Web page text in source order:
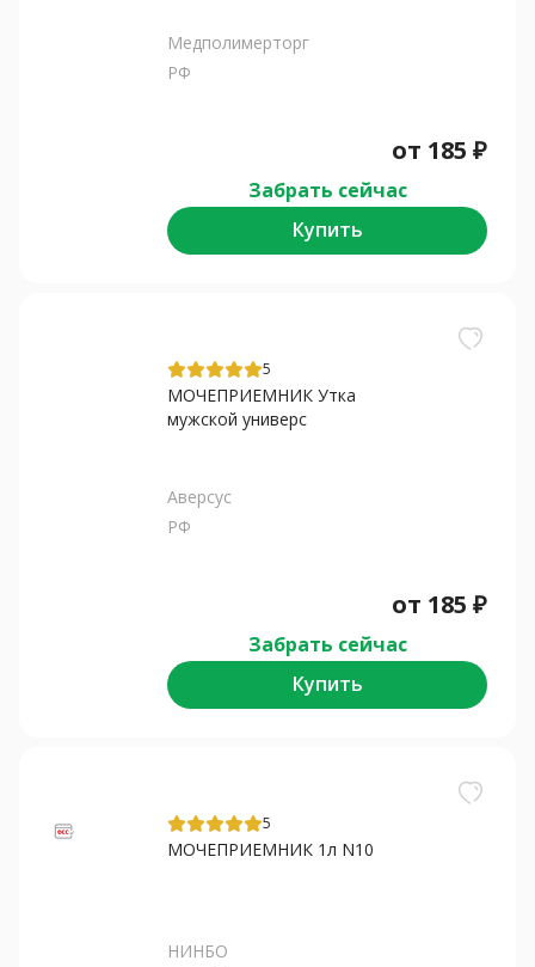
Медполимерторг
РФ
от 185 ₽
Забрать сейчас
Купить
5
МОЧЕПРИЕМНИК Утка
мужской универс
Аверсус
РФ
от 185 ₽
Забрать сейчас
Купить
5
МОЧЕПРИЕМНИК 1л N10
НИНБО